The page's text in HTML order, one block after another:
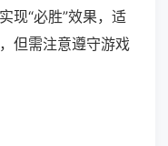
现“必胜”效果，适
但需注意遵守游戏